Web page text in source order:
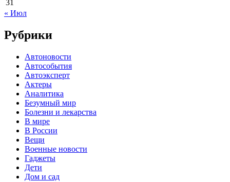
31
« Июл
Рубрики
Автоновости
Автособытия
Автоэксперт
Актеры
Аналитика
Безумный мир
Болезни и лекарства
В мире
В России
Вещи
Военные новости
Гаджеты
Дети
Дом и сад